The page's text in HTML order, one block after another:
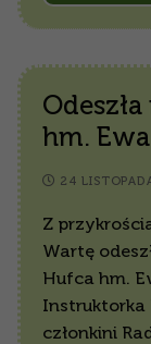
hm.
24
Z
Wartę
Hufca hm.
Instruktorka
członkini